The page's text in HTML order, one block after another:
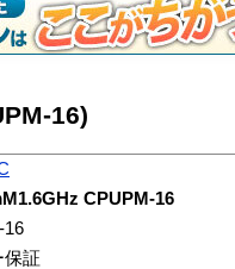
16)
CPUPM-16
16
保証